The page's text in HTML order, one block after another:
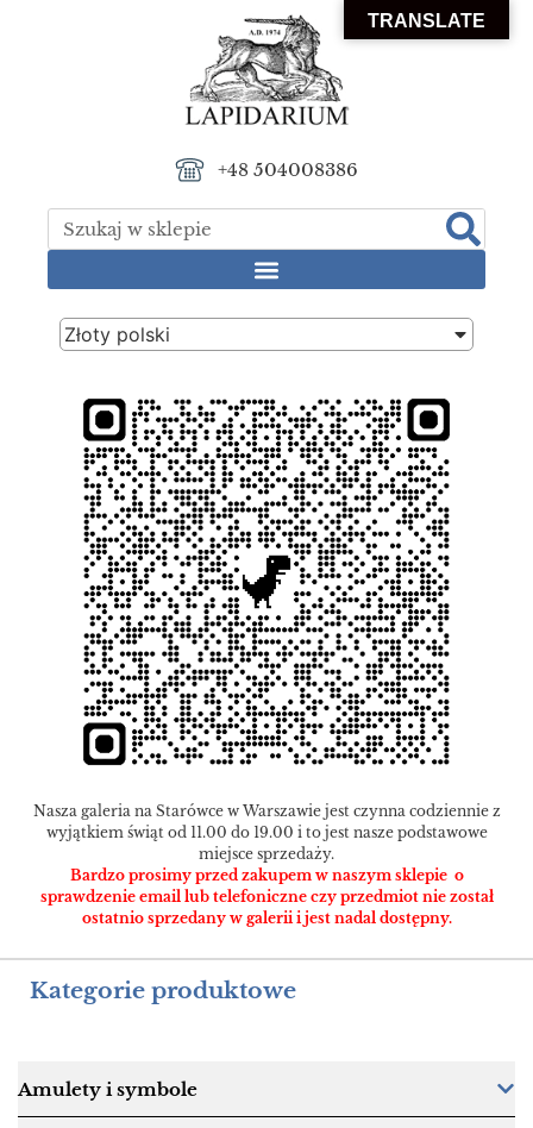
+48 504008386
Złoty polski
Nasza galeria na Starówce w Warszawie jest czynna codziennie z
wyjątkiem świąt od 11.00 do 19.00 i to jest nasze podstawowe
miejsce sprzedaży.
Bardzo prosimy przed zakupem w naszym sklepie o
sprawdzenie email lub telefoniczne czy przedmiot nie został
ostatnio sprzedany w galerii i jest nadal dostępny.
Kategorie produktowe
Amulety i symbole
TRANSLATE